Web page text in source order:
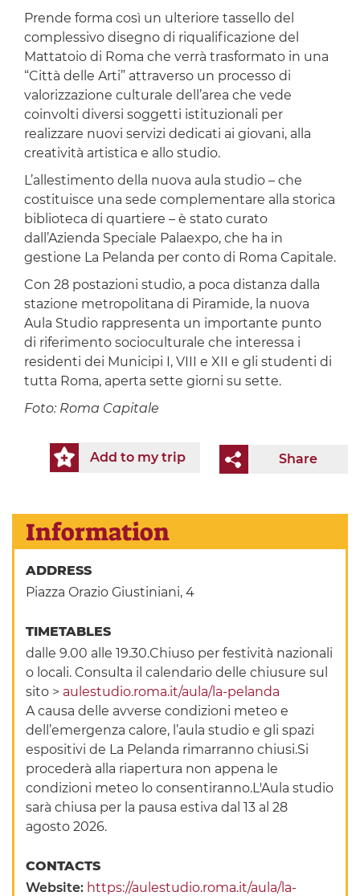
Prende forma così un ulteriore tassello del
complessivo disegno di riqualificazione del
Mattatoio di Roma che verrà trasformato in una
“Città delle Arti” attraverso un processo di
valorizzazione culturale dell’area che vede
coinvolti diversi soggetti istituzionali per
realizzare nuovi servizi dedicati ai giovani, alla
creatività artistica e allo studio.
L’allestimento della nuova aula studio – che
costituisce una sede complementare alla storica
biblioteca di quartiere – è stato curato
dall’Azienda Speciale Palaexpo, che ha in
gestione La Pelanda per conto di Roma Capitale.
Con 28 postazioni studio, a poca distanza dalla
stazione metropolitana di Piramide, la nuova
Aula Studio rappresenta un importante punto
di riferimento socioculturale che interessa i
residenti dei Municipi I, VIII e XII e gli studenti di
tutta Roma, aperta sette giorni su sette.
Foto: Roma Capitale
Share
Add to my trip
Information
ADDRESS
Piazza Orazio Giustiniani, 4
TIMETABLES
dalle 9.00 alle 19.30.Chiuso per festività nazionali
o locali. Consulta il calendario delle chiusure sul
sito > aulestudio.roma.it/aula/la-pelanda
A causa delle avverse condizioni meteo e
dell’emergenza calore, l’aula studio e gli spazi
espositivi de La Pelanda rimarranno chiusi.Si
procederà alla riapertura non appena le
condizioni meteo lo consentiranno.L'Aula studio
sarà chiusa per la pausa estiva dal 13 al 28
agosto 2026.
CONTACTS
Website: https://aulestudio.roma.it/aula/la-